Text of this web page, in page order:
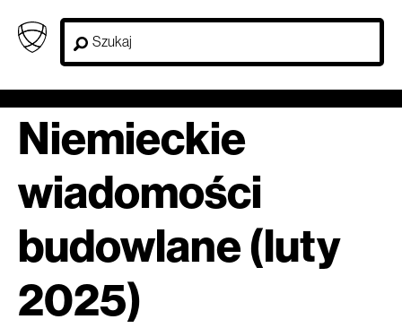
Niemieckie
wiadomości
budowlane (luty
2025)